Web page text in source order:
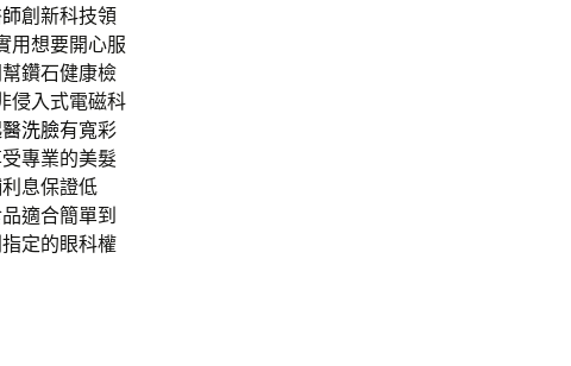
創新科技領
用想要開心服
鑽石健康檢
侵入式電磁科
醫洗臉有寬彩
專業的美髮
息保證低
適合簡單到
定的眼科權